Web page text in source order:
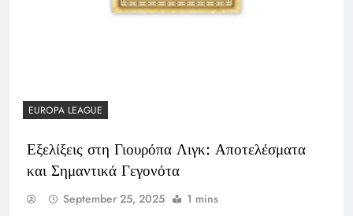
EUROPA LEAGUE
Εξελίξεις στη Γιουρόπα Λιγκ: Αποτελέσματα
και Σημαντικά Γεγονότα
September 25, 2025 1 mins